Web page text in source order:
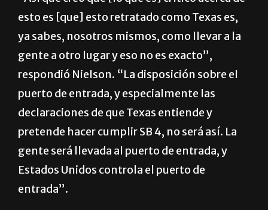
“Así que creo que [lo que es] crítico acerca de
esto es [que] esto retratado como Texas es,
ya sabes, nosotros mismos, como llevar a la
gente a otro lugar y eso no es exacto”,
respondió Nielson. “La disposición sobre el
puerto de entrada, y especialmente las
declaraciones de que Texas entiende y
pretende hacer cumplir SB 4, no será así. La
gente será llevada al puerto de entrada, y